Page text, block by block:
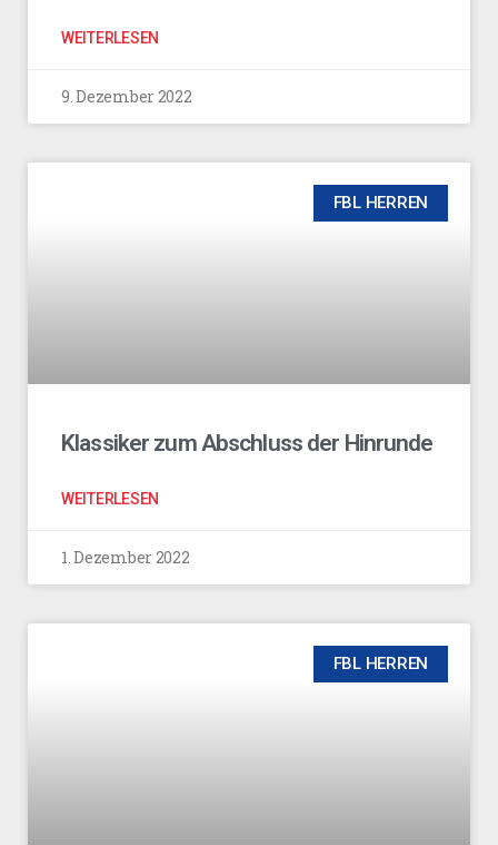
WEITERLESEN
9. Dezember 2022
FBL HERREN
Klassiker zum Abschluss der Hinrunde
WEITERLESEN
1. Dezember 2022
FBL HERREN